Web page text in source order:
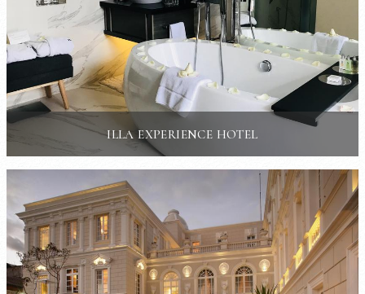
ILLA EXPERIENCE HOTEL